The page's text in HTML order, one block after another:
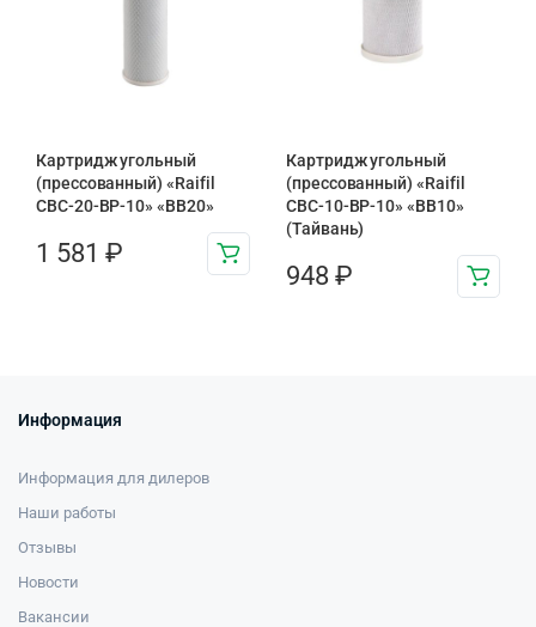
Картридж угольный
(прессованный) «Raifil
CBC-20-BP-10» «BB20»
1 581 ₽
Картридж угольный
(прессованный) «Raifil
CBC-10-BP-10» «BB10»
(Тайвань)
948 ₽
Информация
Информация для дилеров
Наши работы
Отзывы
Новости
Вакансии